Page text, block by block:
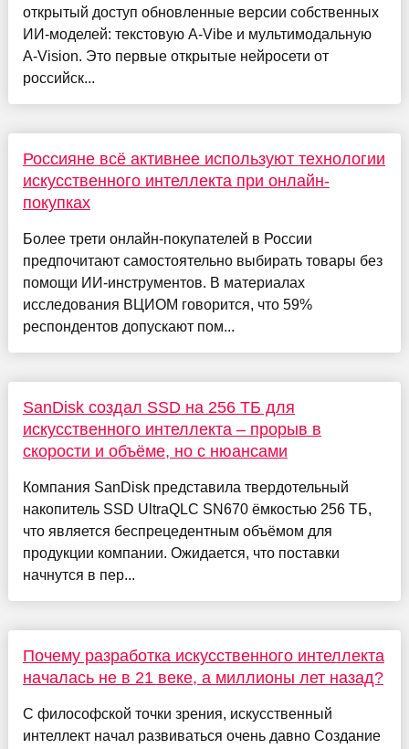
открытый доступ обновленные версии собственных
ИИ-моделей: текстовую A-Vibe и мультимодальную
A-Vision. Это первые открытые нейросети от
российск...
Россияне всё активнее используют технологии
искусственного интеллекта при онлайн-
покупках
Более трети онлайн-покупателей в России
предпочитают самостоятельно выбирать товары без
помощи ИИ-инструментов. В материалах
исследования ВЦИОМ говорится, что 59%
респондентов допускают пом...
SanDisk создал SSD на 256 ТБ для
искусственного интеллекта – прорыв в
скорости и объёме, но с нюансами
Компания SanDisk представила твердотельный
накопитель SSD UltraQLC SN670 ёмкостью 256 ТБ,
что является беспрецедентным объёмом для
продукции компании. Ожидается, что поставки
начнутся в пер...
Почему разработка искусственного интеллекта
началась не в 21 веке, а миллионы лет назад?
С философской точки зрения, искусственный
интеллект начал развиваться очень давно Создание